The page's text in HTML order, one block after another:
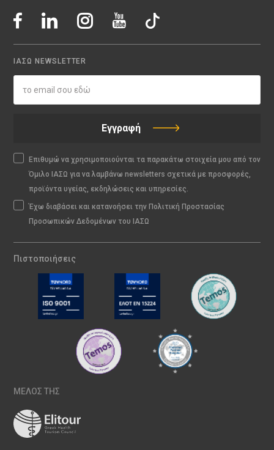
ΙΑΣΩ NEWSLETTER
Εγγραφή
Επιθυμώ να χρησιμοποιούνται τα παρακάτω στοιχεία μου από τον
Όμιλο ΙΑΣΩ για να λαμβάνω newsletters σχετικά με προσφορές,
προϊόντα υγείας, εκδηλώσεις και υπηρεσίες.
Έχω διαβάσει και κατανοήσει την Πολιτική Προστασίας
Προσωπικών Δεδομένων του ΙΑΣΩ
Πιστοποιήσεις
ΜΕΛΟΣ ΤΗΣ